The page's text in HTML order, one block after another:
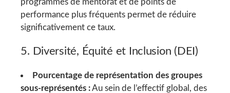
performance plus fréquents permet de réduire
significativement ce taux.
5. Diversité, Équité et Inclusion (DEI)
Pourcentage de représentation des groupes
sous-représentés :Au sein de l’effectif global, des